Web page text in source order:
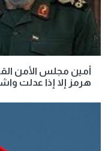
أمين مجلس الأمن
هرمز إلا إذا عدلت